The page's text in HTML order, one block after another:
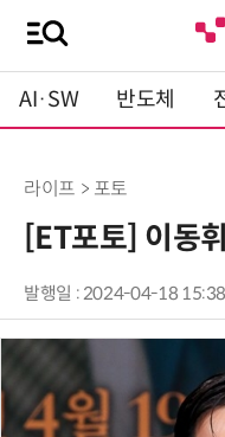
AI·SW 반도체
라이프 > 포토
[ET포토] 이동
발행일 : 2024-04-18 15:38